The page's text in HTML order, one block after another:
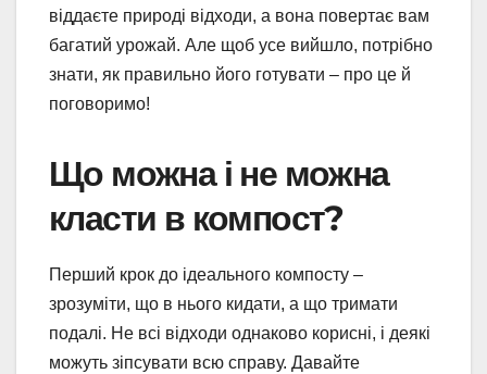
віддаєте природі відходи, а вона повертає вам
багатий урожай. Але щоб усе вийшло, потрібно
знати, як правильно його готувати – про це й
поговоримо!
Що можна і не можна
класти в компост?
Перший крок до ідеального компосту –
зрозуміти, що в нього кидати, а що тримати
подалі. Не всі відходи однаково корисні, і деякі
можуть зіпсувати всю справу. Давайте